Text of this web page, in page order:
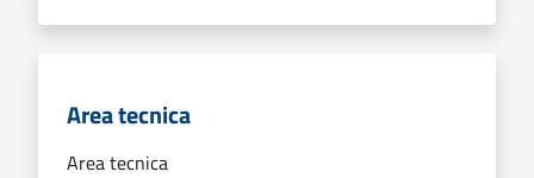
Area tecnica
Area tecnica